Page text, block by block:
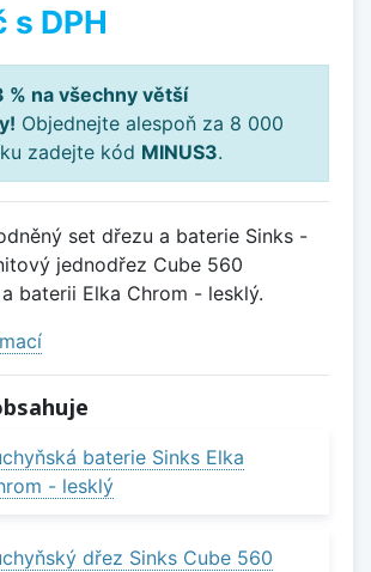
s DPH
% na všechny větší
Objednejte alespoň za 8 000
zadejte kód MINUS3.
set dřezu a baterie Sinks -
jednodřez Cube 560
baterii Elka Chrom - lesklý.
baterie Sinks Elka
- lesklý
dřez Sinks Cube 560